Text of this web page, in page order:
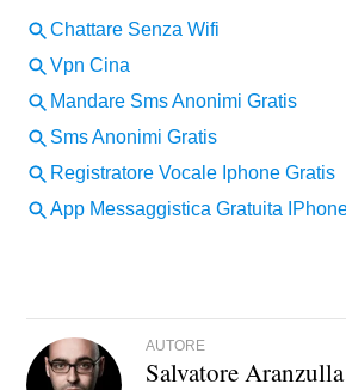
AUTORE
Salvatore Aranzulla